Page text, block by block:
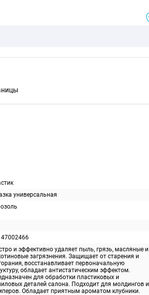
универсальная
и эффективно удаляет пыль, грязь, масляные и
загрязнения. Защищает от старения и
восстанавливает первоначальную
обладает антистатическим эффектом.
для обработки пластиковых и
деталей салона. Подходит для молдингов и
Обладает приятным ароматом клубники.